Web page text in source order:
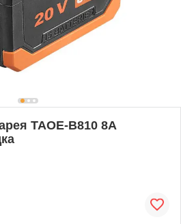
TAOE-B810 8А